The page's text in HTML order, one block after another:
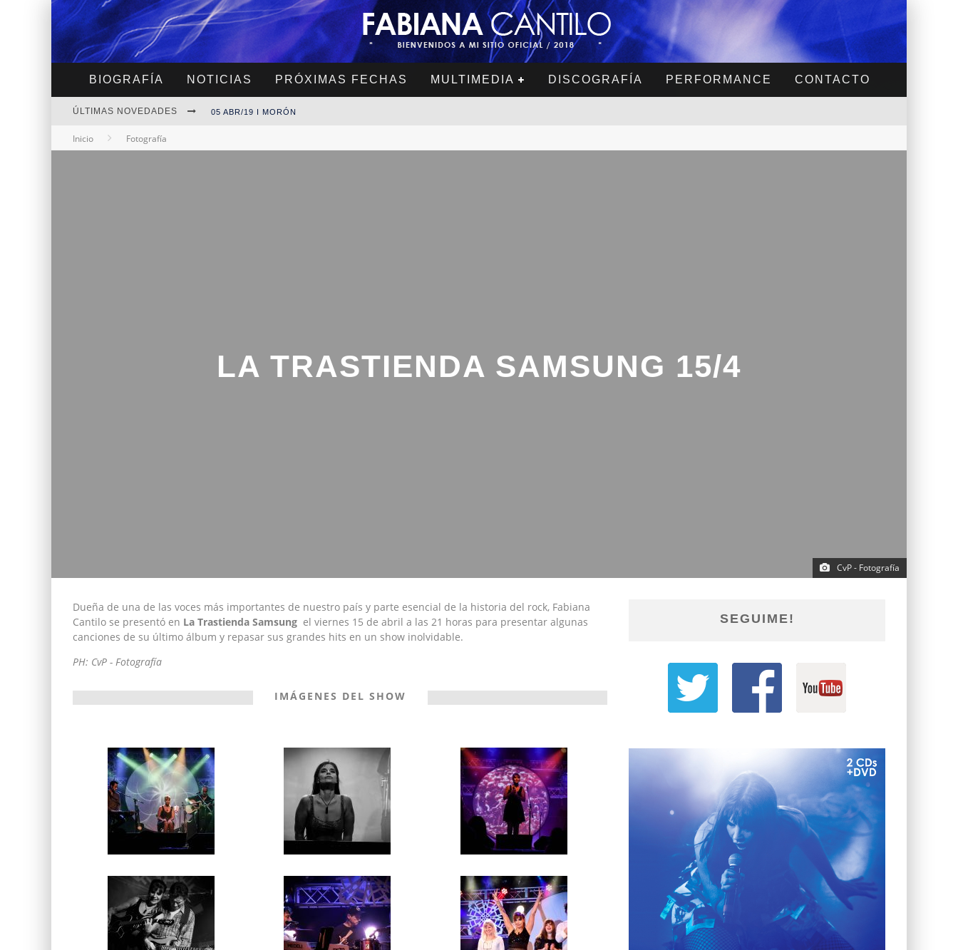
BIOGRAFÍA NOTICIAS PRÓXIMAS FECHAS MULTIMEDIA DISCOGRAFÍA PERFORMANCE CONTACTO
ÚLTIMAS NOVEDADES 05 ABR/19 I MORÓN
Inicio Fotografía
CvP - Fotografía
LA TRASTIENDA SAMSUNG 15/4
Dueña de una de las voces más importantes de nuestro país y parte esencial de la historia del rock, Fabiana
Cantilo se presentó en La Trastienda Samsung el viernes 15 de abril a las 21 horas para presentar algunas
canciones de su último álbum y repasar sus grandes hits en un show inolvidable.
PH: CvP - Fotografía
IMÁGENES DEL SHOW
SEGUIME!